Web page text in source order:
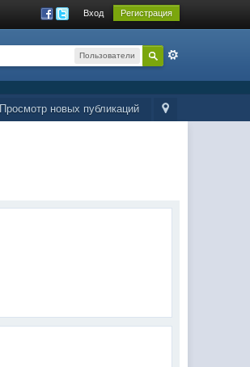
Вход Регистрация
Пользователи
Просмотр новых публикаций